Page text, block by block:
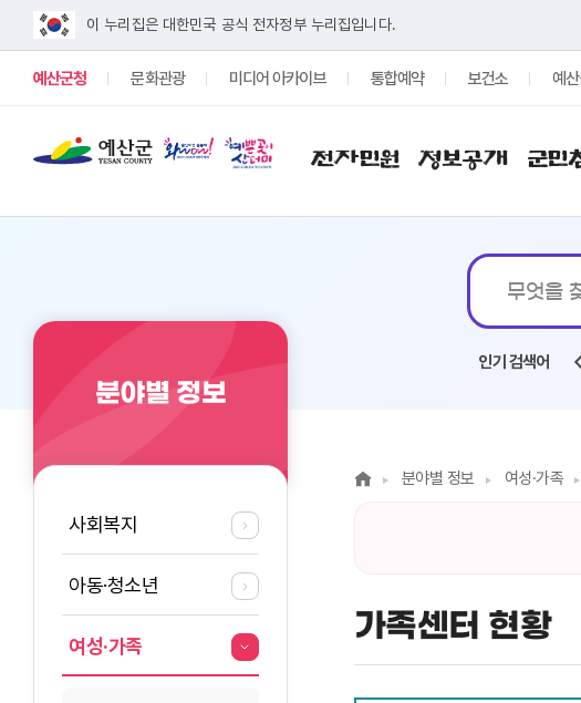
이 누리집은 대한민국 공식 전자정부 누리집입니다.
예산군청 문화관광 미디어 아카이브 통합예약 보건소 예
전자민원 정보공개 군민
인기 검색어
#채용
분야별 정보
사회복지
아동·청소년
여성·가족
분야별 정보 여성·가족
가족센터 현황